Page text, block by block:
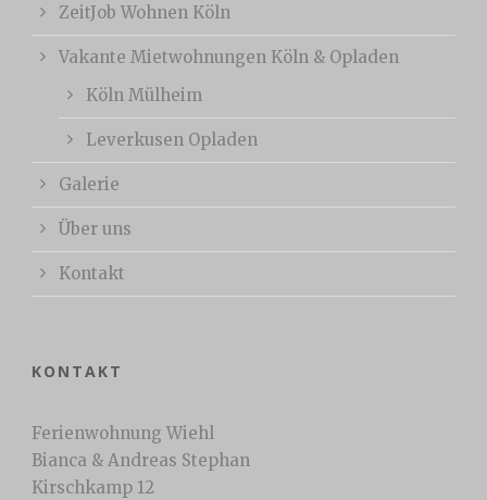
ZeitJob Wohnen Köln
Vakante Mietwohnungen Köln & Opladen
Köln Mülheim
Leverkusen Opladen
Galerie
Über uns
Kontakt
KONTAKT
Ferienwohnung Wiehl
Bianca & Andreas Stephan
Kirschkamp 12